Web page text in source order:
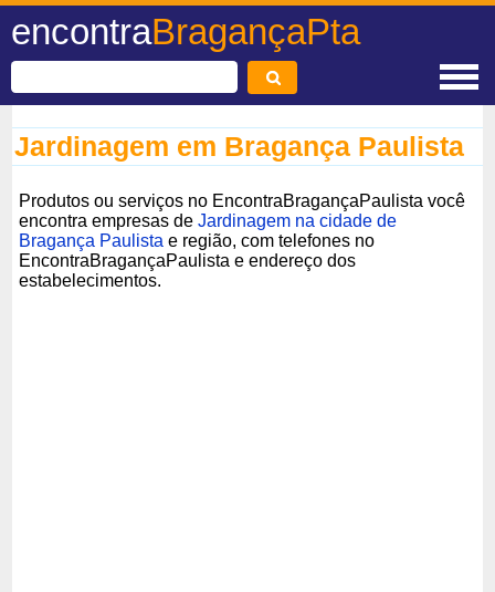
encontraBragançaPta
Jardinagem em Bragança Paulista
Produtos ou serviços no EncontraBragançaPaulista você
encontra empresas deJardinagem na cidade de
Bragança Paulista e região, com telefones no
EncontraBragançaPaulista e endereço dos
estabelecimentos.